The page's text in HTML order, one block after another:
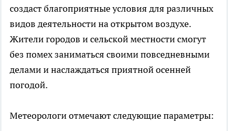
создаст благоприятные условия для различных
видов деятельности на открытом воздухе.
Жители городов и сельской местности смогут
без помех заниматься своими повседневными
делами и наслаждаться приятной осенней
погодой.
Метеорологи отмечают следующие параметры: